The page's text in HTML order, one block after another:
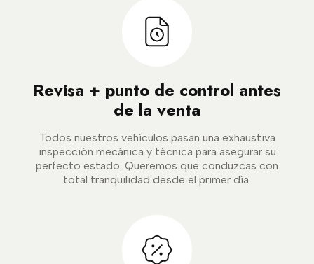
Revisa + punto de control antes
de la venta
Todos nuestros vehículos pasan una exhaustiva
inspección mecánica y técnica para asegurar su
perfecto estado. Queremos que conduzcas con
total tranquilidad desde el primer día.